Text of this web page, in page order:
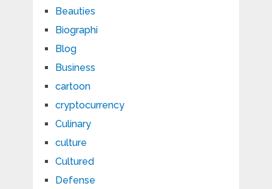
Beauties
Biographi
Blog
Business
cartoon
cryptocurrency
Culinary
culture
Cultured
Defense